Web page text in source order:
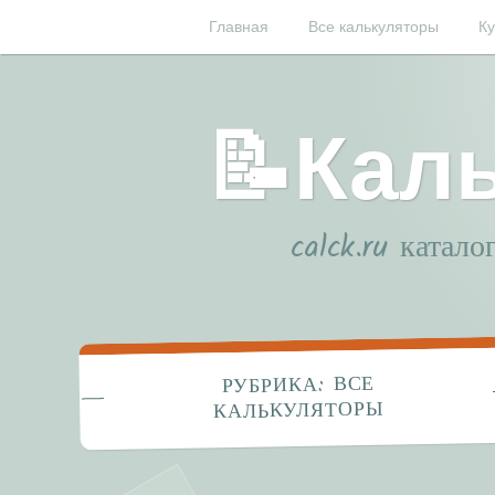
к
Главная Все калькуляторы
calck.ru
РУБРИКА: ВСЕ
КАЛЬКУЛЯТОРЫ